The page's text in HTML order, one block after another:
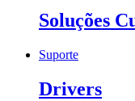
Soluções
Suporte
Drivers